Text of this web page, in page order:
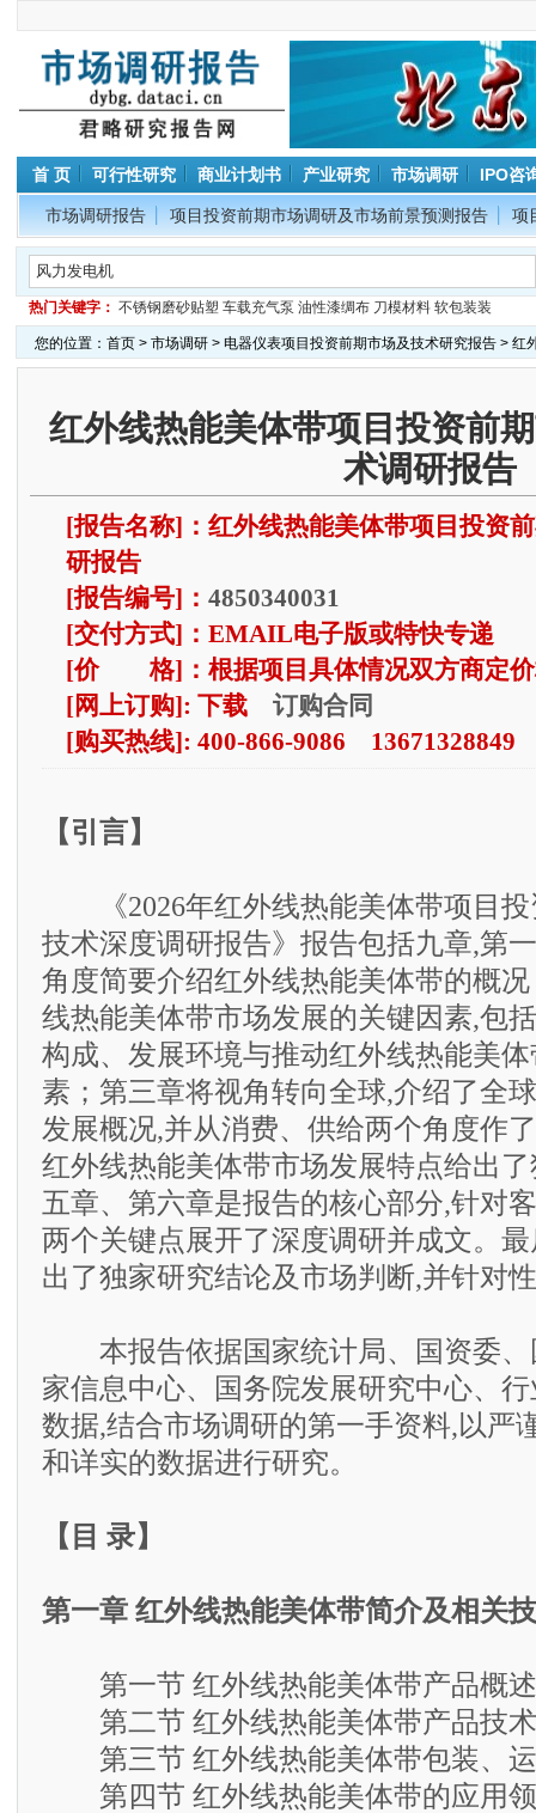
首 页 可行性研究 商业计划书 产业研究 市场调研 IPO咨
市场调研报告 项目投资前期市场调研及市场前景预测报告 项
热门关键字： 不锈钢磨砂贴塑 车载充气泵 油性漆绸布 刀模材料 软包装装
您的位置： 首页> 市场调研> 电器仪表项目投资前期市场及技术研究报告> 红
红外线热能美体带项目投资前
术调研报告
[报告名称]：红外线热能美体带项目投资
研报告
[报告编号]： 4850340031
[交付方式]：EMAIL电子版或特快专递
[价 格]：根据项目具体情况双方商定
[网上订购]: 下载 订购合同
[购买热线]: 400-866-9086 13671328849
【引言】
《2026年红外线热能美体带项目投
技术深度调研报告》报告包括九章,第
角度简要介绍红外线热能美体带的概
线热能美体带市场发展的关键因素,包
构成、发展环境与推动红外线热能美
素；第三章将视角转向全球,介绍了全
发展概况,并从消费、供给两个角度作
红外线热能美体带市场发展特点给出
五章、第六章是报告的核心部分,针对
两个关键点展开了深度调研并成文。
出了独家研究结论及市场判断,并针对
本报告依据国家统计局、国资委、
家信息中心、国务院发展研究中心、
数据,结合市场调研的第一手资料,以严
和详实的数据进行研究。
【目 录】
第一章 红外线热能美体带简介及相关
第一节 红外线热能美体带产品概述
第二节 红外线热能美体带产品技
第三节 红外线热能美体带包装、运
第四节 红外线热能美体带的应用